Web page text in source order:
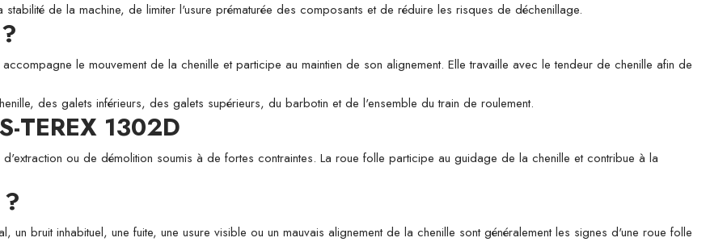
de la machine, de limiter l'usure prématurée des composants et de réduire les risques de déchenillage.
le mouvement de la chenille et participe au maintien de son alignement. Elle travaille avec le tendeur de chenille afin de
des galets inférieurs, des galets supérieurs, du barbotin et de l'ensemble du train de roulement.
TEREX 1302D
ou de démolition soumis à de fortes contraintes. La roue folle participe au guidage de la chenille et contribue à la
bruit inhabituel, une fuite, une usure visible ou un mauvais alignement de la chenille sont généralement les signes d'une roue folle